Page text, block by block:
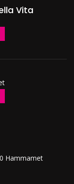
Vita
Hammamet